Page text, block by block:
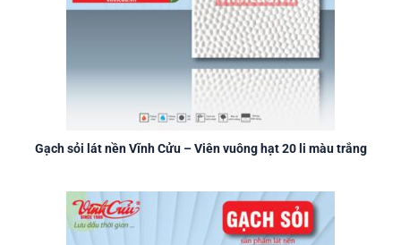
Gạch sỏi lát nền Vĩnh Cửu – Viên vuông hạt 20 li màu trắng